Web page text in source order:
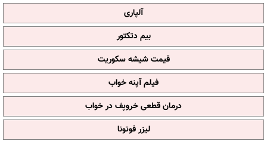
آلپاری
بیم دتکتور
قیمت شیشه سکوریت
فیلم آپنه خواب
درمان قطعی خروپف در خواب
لیزر فوتونا